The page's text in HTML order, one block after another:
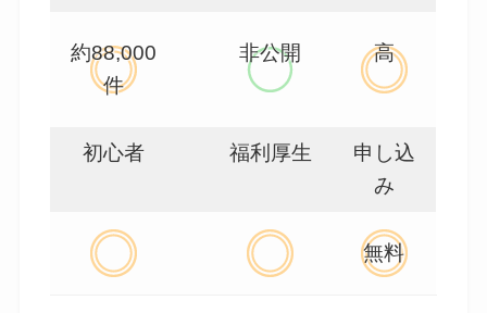
約88,000
件
非公開 高
初心者 福利厚生
申し込
み
無料